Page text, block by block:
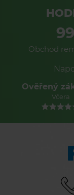
Obchod
Ověřený
Včera